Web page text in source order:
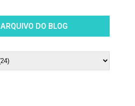
ARQUIVO DO BLOG